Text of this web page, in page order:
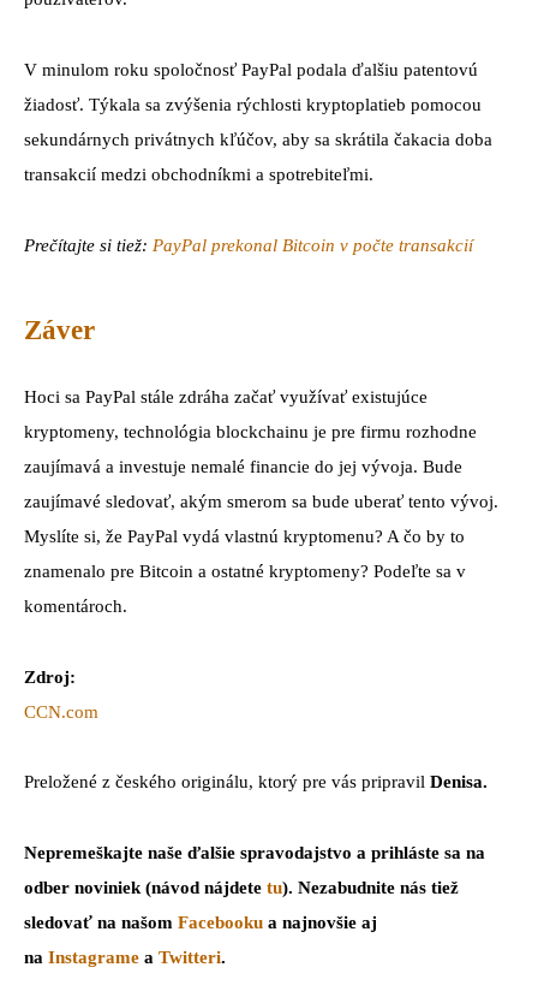
V minulom roku spoločnosť PayPal podala ďalšiu patentovú
žiadosť. Týkala sa zvýšenia rýchlosti kryptoplatieb pomocou
sekundárnych privátnych kľúčov, aby sa skrátila čakacia doba
transakcií medzi obchodníkmi a spotrebiteľmi.
Prečítajte si tiež: PayPal prekonal Bitcoin v počte transakcií
Záver
Hoci sa PayPal stále zdráha začať využívať existujúce
kryptomeny, technológia blockchainu je pre firmu rozhodne
zaujímavá a investuje nemalé financie do jej vývoja. Bude
zaujímavé sledovať, akým smerom sa bude uberať tento vývoj.
Myslíte si, že PayPal vydá vlastnú kryptomenu? A čo by to
znamenalo pre Bitcoin a ostatné kryptomeny? Podeľte sa v
komentároch.
Zdroj:
CCN.com
Preložené z českého originálu, ktorý pre vás pripravil Denisa.
Nepremeškajte naše ďalšie spravodajstvo a prihláste sa na
odber noviniek (návod nájdete tu). Nezabudnite nás tiež
sledovať na našom Facebooku a najnovšie aj
na Instagrame a Twitteri.